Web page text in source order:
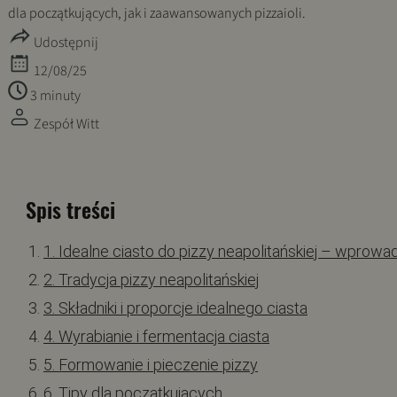
dla początkujących, jak i zaawansowanych pizzaioli.
Udostępnij
12/08/25
3 minuty
Zespół Witt
Spis treści
1. Idealne ciasto do pizzy neapolitańskiej –
2. Tradycja pizzy neapolitańskiej
3. Składniki i proporcje idealnego ciasta
4. Wyrabianie i fermentacja ciasta
5. Formowanie i pieczenie pizzy
6. Tipy dla początkujących